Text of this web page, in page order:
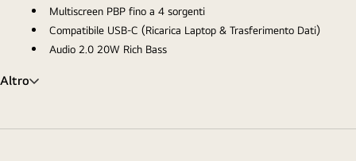
Multiscreen PBP fino a 4 sorgenti
Compatibile USB-C (Ricarica Laptop & Trasferimento Dati)
Audio 2.0 20W Rich Bass
Altro